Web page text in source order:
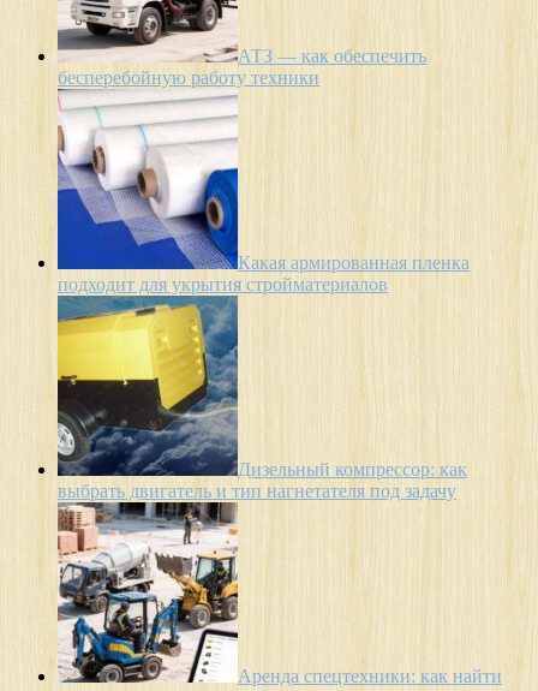
АТЗ — как обеспечить
бесперебойную работу техники
Какая армированная пленка
подходит для укрытия стройматериалов
Дизельный компрессор: как
выбрать двигатель и тип нагнетателя под задачу
Аренда спецтехники: как найти